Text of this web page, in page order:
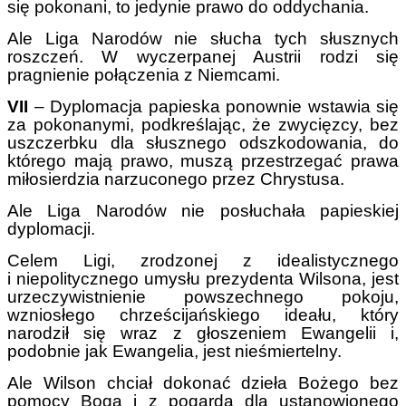
się pokonani, to jedynie prawo do oddychania.
Ale Liga Narodów nie słucha tych słusznych
roszczeń. W wyczerpanej Austrii rodzi się
pragnienie połączenia z Niemcami.
VII – Dyplomacja papieska ponownie wstawia się
za pokonanymi, podkreślając, że zwycięzcy, bez
uszczerbku dla słusznego odszkodowania, do
którego mają prawo, muszą przestrzegać prawa
miłosierdzia narzuconego przez Chrystusa.
Ale Liga Narodów nie posłuchała papieskiej
dyplomacji.
Celem Ligi, zrodzonej z idealistycznego
i niepolitycznego umysłu prezydenta Wilsona, jest
urzeczywistnienie powszechnego pokoju,
wzniosłego chrześcijańskiego ideału, który
narodził się wraz z głoszeniem Ewangelii i,
podobnie jak Ewangelia, jest nieśmiertelny.
Ale Wilson chciał dokonać dzieła Bożego bez
pomocy Boga i z pogardą dla ustanowionego